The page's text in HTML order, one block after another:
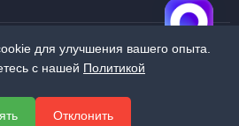
для улучшения вашего опыта.
с нашей Политикой
Отклонить